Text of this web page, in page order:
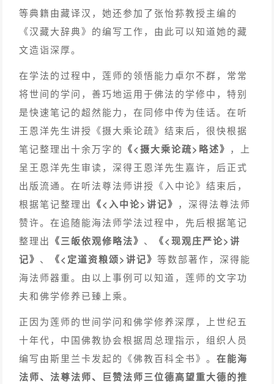
等典籍由藏译汉，她还参加了张怡荪教授主编的
《汉藏大辞典》的编写工作，由此可以知道她的藏
文造诣深厚。
在学法的过程中，莲师的领悟能力卓尔不群，常常
将世间的学问，善巧地运用于佛法的学修中，特别
是快速笔记的超然能力，在同修中传为佳话。在听
王恩洋先生讲授《摄大乘论疏》结束后，很快根据
笔记整理出十余万字的 《<摄大乘论疏>略述》 ，上
呈王恩洋先生审读，深得王恩洋先生嘉许，后正式
出版流通。在听法尊法师讲授《入中论》结束后，
根据笔记整理出 《<入中论>讲记》 ，深得法尊法师
赞许。在追随能海法师学法过程中，先后根据笔记
整理出 《三皈依观修略法》 、
《<现观庄严论>讲
记》 、 《<定道资粮颂>讲记》等数部著作，深得能
海法师器重。由以上事例可以知道，莲师的文字功
夫和佛学修养已臻上乘。
正因为莲师的世间学问和佛学修养深厚，上世纪五
十年代，中国佛教协会根据周总理指示，组织人员
编写由斯里兰卡发起的《佛教百科全书》。在能海
法师、法尊法师、巨赞法师三位德高望重大德的推